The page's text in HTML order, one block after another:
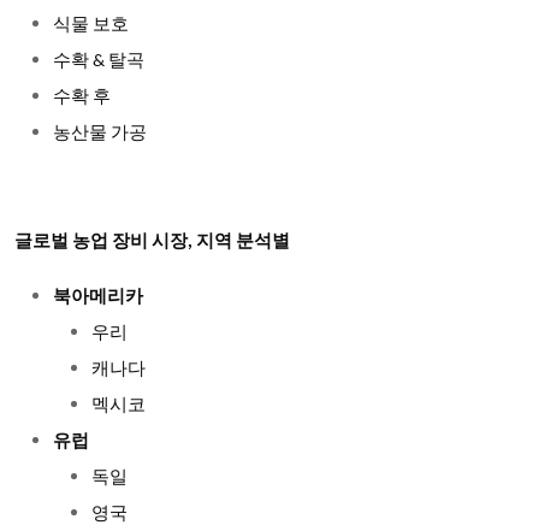
식물 보호
수확 & 탈곡
수확 후
농산물 가공
글로벌 농업 장비 시장, 지역 분석별
북아메리카
우리
캐나다
멕시코
유럽
독일
영국